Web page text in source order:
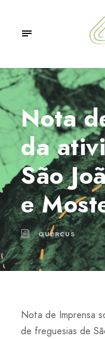
Nota
da
São
e
QUERCUS
Nota de Imprensa
de freguesias de